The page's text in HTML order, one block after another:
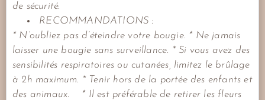
de sécurité.
RECOMMANDATIONS :
* N’oubliez pas d’éteindre votre bougie. * Ne jamais
laisser une bougie sans surveillance. * Si vous avez des
sensibilités respiratoires ou cutanées, limitez le brûlage
à 2h maximum. * Tenir hors de la portée des enfants et
des animaux.
* Il est préférable de retirer les fleurs